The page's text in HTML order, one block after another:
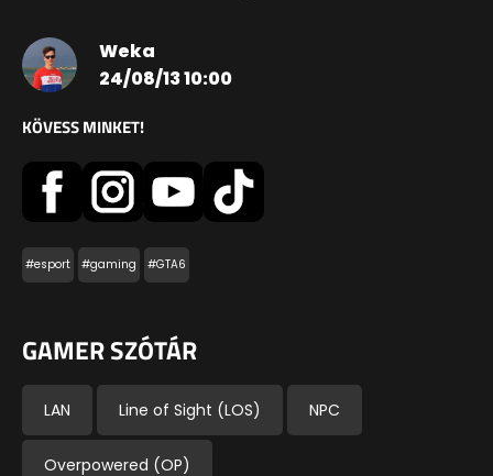
Weka
24/08/13 10:00
KÖVESS MINKET!
#esport #gaming #GTA6
GAMER SZÓTÁR
LAN Line of Sight (LOS) NPC
Overpowered (OP)